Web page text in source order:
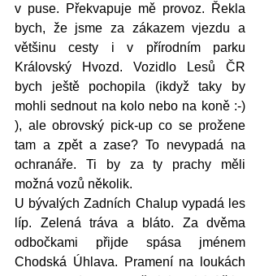
v puse. Překvapuje mě provoz. Řekla
bych, že jsme za zákazem vjezdu a
většinu cesty i v přírodním parku
Královský Hvozd. Vozidlo Lesů ČR
bych ještě pochopila (ikdyž taky by
mohli sednout na kolo nebo na koně :-)
), ale obrovský pick-up co se prožene
tam a zpět a zase? To nevypadá na
ochranáře. Ti by za ty prachy měli
možná vozů několik.
U bývalých Zadních Chalup vypadá les
líp. Zelená tráva a bláto. Za dvěma
odbočkami přijde spása jménem
Chodská Úhlava. Pramení na loukách